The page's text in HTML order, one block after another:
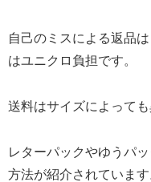
自己のミスによる返品
はユニクロ負担です。
送料はサイズによって
レターパックやゆうパ
方法が紹介されています